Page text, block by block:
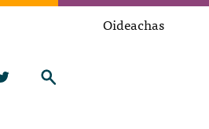
Oideachas